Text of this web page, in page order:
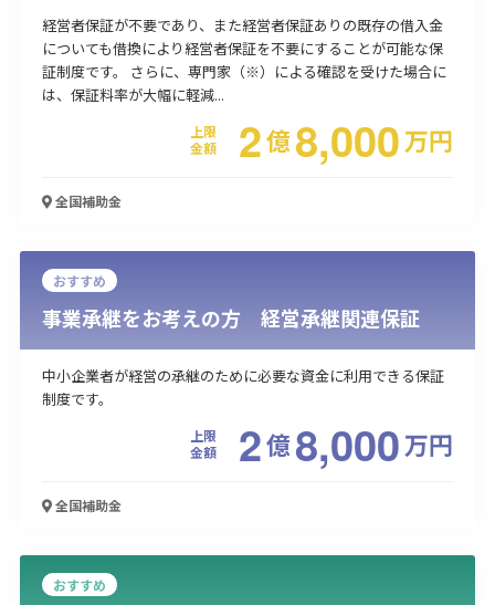
経営者保証が不要であり、また経営者保証ありの既存の借入金
についても借換により経営者保証を不要にすることが可能な保
証制度です。 さらに、専門家（※）による確認を受けた場合に
は、保証料率が大幅に軽減...
上限
金額
2億8,000万円
全国補助金
おすすめ
事業承継をお考えの方 経営承継関連保証
中小企業者が経営の承継のために必要な資金に利用できる保証
制度です。
上限
金額
2億8,000万円
全国補助金
おすすめ